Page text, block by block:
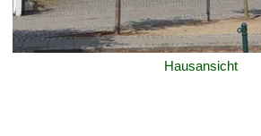
Hausansicht